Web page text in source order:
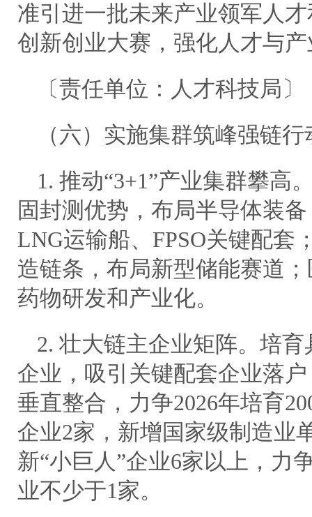
准引进一批未来产业领军人
创新创业大赛，强化人才与
〔责任单位：人才科技局〕
（六）实施集群筑峰强链行
1. 推动“3+1”产业集群攀高
固封测优势，布局半导体装
LNG运输船、FPSO关键配套
造链条，布局新型储能赛道
药物研发和产业化。
2. 壮大链主企业矩阵。培
企业，吸引关键配套企业落
垂直整合，力争2026年培育
企业2家，新增国家级制造业
新“小巨人”企业6家以上，力
业不少于1家。